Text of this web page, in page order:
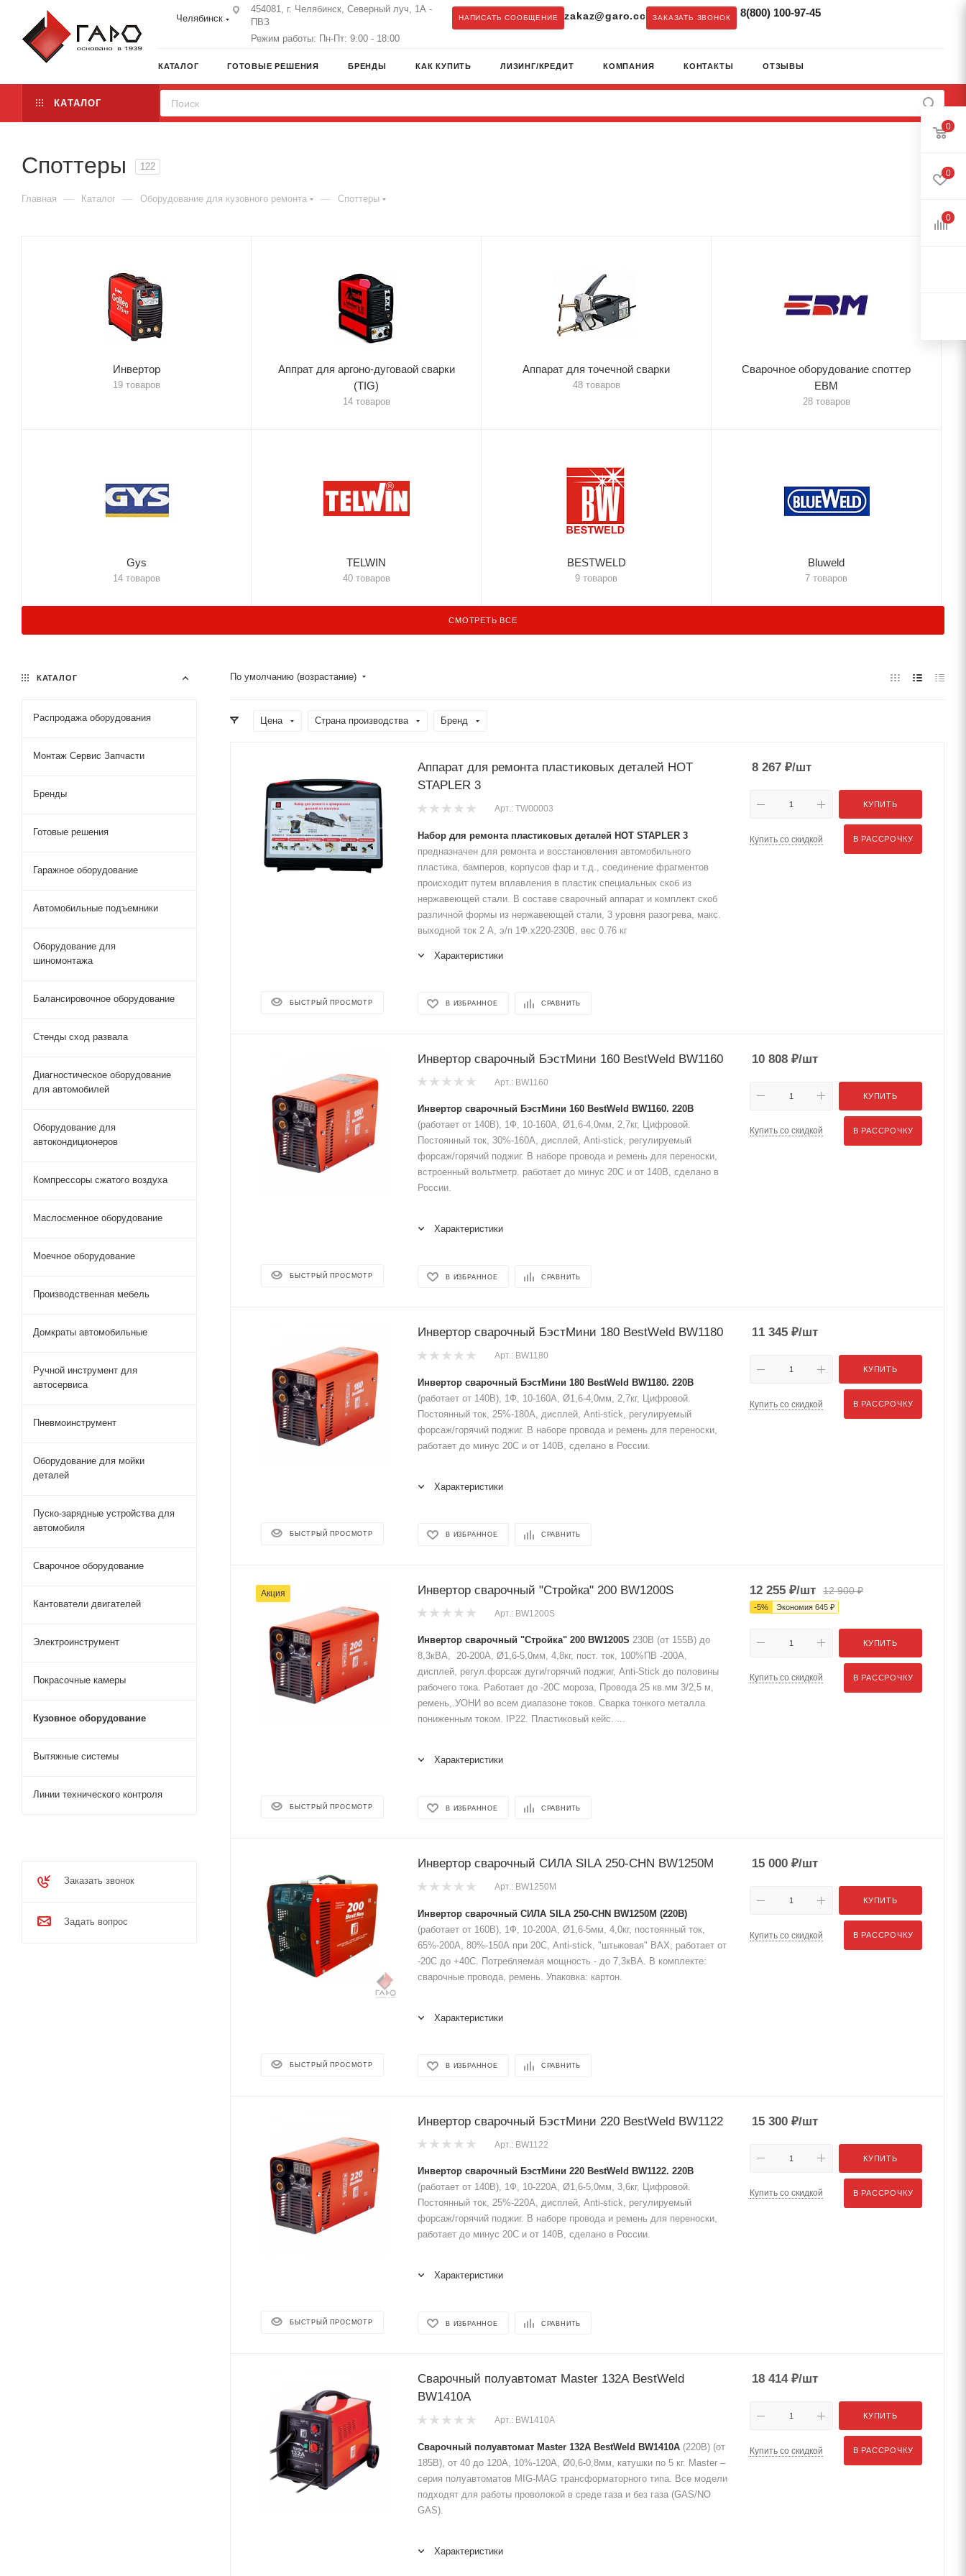
Челябинск
454081, г. Челябинск, Северный луч, 1А -
ПВЗ
Режим работы: Пн-Пт: 9:00 - 18:00
НАПИСАТЬ СООБЩЕНИЕ zakaz@garo.cc ЗАКАЗАТЬ ЗВОНОК 8(800) 100-97-45
КАТАЛОГ ГОТОВЫЕ РЕШЕНИЯ БРЕНДЫ КАК КУПИТЬ ЛИЗИНГ/КРЕДИТ КОМПАНИЯ КОНТАКТЫ ОТЗЫВЫ
КАТАЛОГ
Споттеры 122
Главная — Каталог — Оборудование для кузовного ремонта — Споттеры
Инвертор
19 товаров
Аппрат для аргоно-дуговаой сварки
(TIG)
14 товаров
Аппарат для точечной сварки
48 товаров
Сварочное оборудование споттер
EBM
28 товаров
Gys
14 товаров
TELWIN
40 товаров
BESTWELD
9 товаров
Bluweld
7 товаров
СМОТРЕТЬ ВСЕ
По умолчанию (возрастание)
Цена Страна производства Бренд
БЫСТРЫЙ ПРОСМОТР
Аппарат для ремонта пластиковых деталей HOT
STAPLER 3
Арт.: TW00003
Набор для ремонта пластиковых деталей HOT STAPLER 3
предназначен для ремонта и восстановления автомобильного
пластика, бамперов, корпусов фар и т.д., соединение фрагментов
происходит путем вплавления в пластик специальных скоб из
нержавеющей стали. В составе сварочный аппарат и комплект скоб
различной формы из нержавеющей стали, 3 уровня разогрева, макс.
выходной ток 2 А, э/п 1Ф.х220-230В, вес 0.76 кг
Характеристики
В ИЗБРАННОЕ СРАВНИТЬ
8 267 ₽/шт
КУПИТЬ
Купить со скидкой В РАССРОЧКУ
БЫСТРЫЙ ПРОСМОТР
Инвертор сварочный БэстМини 160 BestWeld BW1160
Арт.: BW1160
Инвертор сварочный БэстМини 160 BestWeld BW1160. 220В
(работает от 140В), 1Ф, 10-160A, Ø1,6-4,0мм, 2,7кг, Цифровой.
Постоянный ток, 30%-160А, дисплей, Anti-stick, регулируемый
форсаж/горячий поджиг. В наборе провода и ремень для переноски,
встроенный вольтметр. работает до минус 20С и от 140В, сделано в
России.
Характеристики
В ИЗБРАННОЕ СРАВНИТЬ
10 808 ₽/шт
КУПИТЬ
Купить со скидкой В РАССРОЧКУ
БЫСТРЫЙ ПРОСМОТР
Инвертор сварочный БэстМини 180 BestWeld BW1180
Арт.: BW1180
Инвертор сварочный БэстМини 180 BestWeld BW1180. 220В
(работает от 140В), 1Ф, 10-160A, Ø1,6-4,0мм, 2,7кг, Цифровой.
Постоянный ток, 25%-180А, дисплей, Anti-stick, регулируемый
форсаж/горячий поджиг. В наборе провода и ремень для переноски,
работает до минус 20С и от 140В, сделано в России.
Характеристики
В ИЗБРАННОЕ СРАВНИТЬ
11 345 ₽/шт
КУПИТЬ
Купить со скидкой В РАССРОЧКУ
Акция
БЫСТРЫЙ ПРОСМОТР
Инвертор сварочный "Стройка" 200 BW1200S
Арт.: BW1200S
Инвертор сварочный "Стройка" 200 BW1200S 230В (от 155В) до
8,3кВА, 20-200A, Ø1,6-5,0мм, 4,8кг, пост. ток, 100%ПВ -200А,
дисплей, регул.форсаж дуги/горячий поджиг, Anti-Stick до половины
рабочего тока. Работает до -20С мороза, Провода 25 кв.мм 3/2,5 м,
ремень,.УОНИ во всем диапазоне токов. Сварка тонкого металла
пониженным током. IP22. Пластиковый кейс. ...
Характеристики
В ИЗБРАННОЕ СРАВНИТЬ
12 255 ₽/шт 12 900₽
-5% Экономия 645 ₽
КУПИТЬ
Купить со скидкой В РАССРОЧКУ
БЫСТРЫЙ ПРОСМОТР
Инвертор сварочный СИЛА SILA 250-CHN BW1250M
Арт.: BW1250M
Инвертор сварочный СИЛА SILA 250-CHN BW1250M (220В)
(работает от 160В), 1Ф, 10-200А, Ø1,6-5мм, 4,0кг, постоянный ток,
65%-200А, 80%-150А при 20С, Anti-stick, "штыковая" ВАХ, работает от
-20С до +40С. Потребляемая мощность - до 7,3кВА. В комплекте:
сварочные провода, ремень. Упаковка: картон.
Характеристики
В ИЗБРАННОЕ СРАВНИТЬ
15 000 ₽/шт
КУПИТЬ
Купить со скидкой В РАССРОЧКУ
БЫСТРЫЙ ПРОСМОТР
Инвертор сварочный БэстМини 220 BestWeld BW1122
Арт.: BW1122
Инвертор сварочный БэстМини 220 BestWeld BW1122. 220В
(работает от 140В), 1Ф, 10-220A, Ø1,6-5,0мм, 3,6кг, Цифровой.
Постоянный ток, 25%-220А, дисплей, Anti-stick, регулируемый
форсаж/горячий поджиг. В наборе провода и ремень для переноски,
работает до минус 20С и от 140В, сделано в России.
Характеристики
В ИЗБРАННОЕ СРАВНИТЬ
15 300 ₽/шт
КУПИТЬ
Купить со скидкой В РАССРОЧКУ
Сварочный полуавтомат Master 132A BestWeld
BW1410A
Арт.: BW1410A
Сварочный полуавтомат Master 132A BestWeld BW1410A (220В) (от
185В), от 40 до 120А, 10%-120А, Ø0,6-0,8мм, катушки по 5 кг. Master –
серия полуавтоматов MIG-MAG трансформаторного типа. Все модели
подходят для работы проволокой в среде газа и без газа (GAS/NO
GAS).
Характеристики
18 414₽/шт
КУПИТЬ
Купить со скидкой В РАССРОЧКУ
КАТАЛОГ
Распродажа оборудования
Монтаж Сервис Запчасти
Бренды
Готовые решения
Гаражное оборудование
Автомобильные подъемники
Оборудование для
шиномонтажа
Балансировочное оборудование
Стенды сход развала
Диагностическое оборудование
для автомобилей
Оборудование для
автокондиционеров
Компрессоры сжатого воздуха
Маслосменное оборудование
Моечное оборудование
Производственная мебель
Домкраты автомобильные
Ручной инструмент для
автосервиса
Пневмоинструмент
Оборудование для мойки
деталей
Пуско-зарядные устройства для
автомобиля
Сварочное оборудование
Кантователи двигателей
Электроинструмент
Покрасочные камеры
Кузовное оборудование
Вытяжные системы
Линии технического контроля
Заказать звонок
Задать вопрос
0
0
0